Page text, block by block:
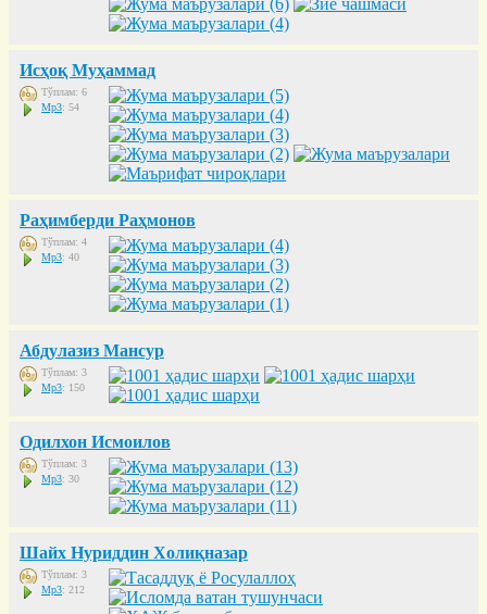
Исҳоқ Муҳаммад
Тўплам: 6
Mp3: 54
Раҳимберди Раҳмонов
Тўплам: 4
Mp3: 40
Абдулазиз Мансур
Тўплам: 3
Mp3: 150
Одилхон Исмоилов
Тўплам: 3
Mp3: 30
Шайх Нуриддин Холиқназар
Тўплам: 3
Mp3: 212